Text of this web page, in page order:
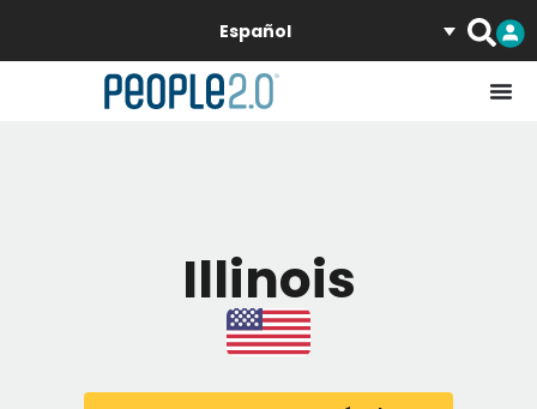
Español
Illinois